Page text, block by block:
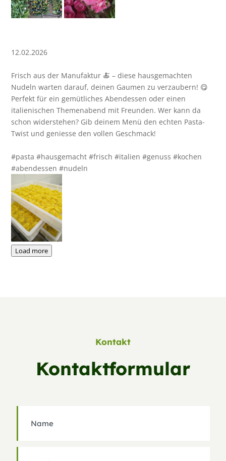
12.02.2026
Frisch aus der Manufaktur 🍝 – diese hausgemachten
Nudeln warten darauf, deinen Gaumen zu verzaubern! 😋
Perfekt für ein gemütliches Abendessen oder einen
italienischen Themenabend mit Freunden. Wer kann da
schon widerstehen? Gib deinem Menü den echten Pasta-
Twist und geniesse den vollen Geschmack!
#pasta #hausgemacht #frisch #italien #genuss #kochen
Load more
Kontakt
Kontaktformular